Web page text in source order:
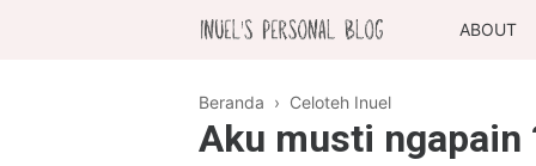
ABOUT
Beranda › Celoteh Inuel
Aku musti ngapain